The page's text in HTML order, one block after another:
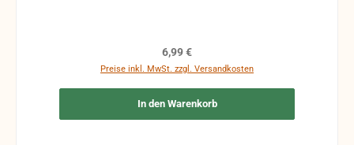
Regulärer Preis:
6,99 €
Preise inkl. MwSt. zzgl. Versandkosten
In den Warenkorb